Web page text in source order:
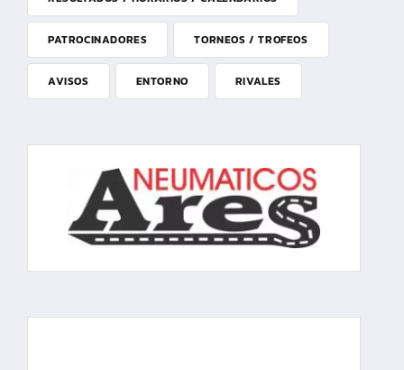
PATROCINADORES TORNEOS / TROFEOS
AVISOS ENTORNO RIVALES